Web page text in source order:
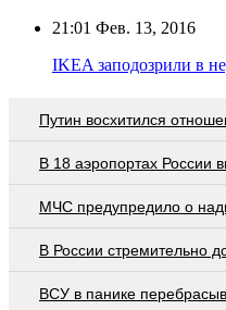
21:01 Фев. 13, 2016
IKEA заподозрили в
Путин восхитился
В 18 аэропортах России
МЧС предупредило о
В России стремительно
ВСУ в панике